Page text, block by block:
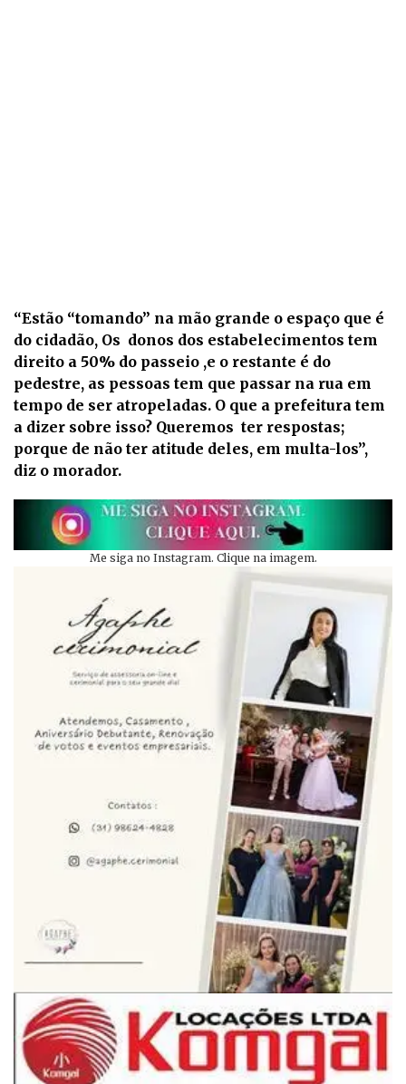
“Estão “tomando” na mão grande o espaço que é
do cidadão, Os donos dos estabelecimentos tem
direito a 50% do passeio ,e o restante é do
pedestre, as pessoas tem que passar na rua em
tempo de ser atropeladas. O que a prefeitura tem
a dizer sobre isso? Queremos ter respostas;
porque de não ter atitude deles, em multa-los”,
diz o morador.
Me siga no Instagram. Clique na imagem.